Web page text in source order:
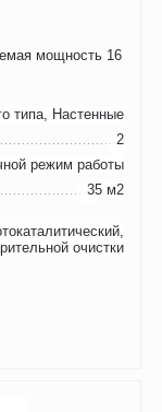
мощность 16
типа, Настенные
2
режим работы
35 м2
очистки